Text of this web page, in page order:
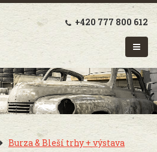
+420 777 800 612
Burza & Bleší trhy + výstava